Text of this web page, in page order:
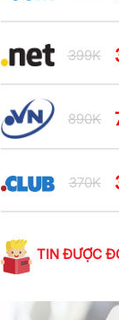
399K
890K
370K
TIN ĐƯỢC